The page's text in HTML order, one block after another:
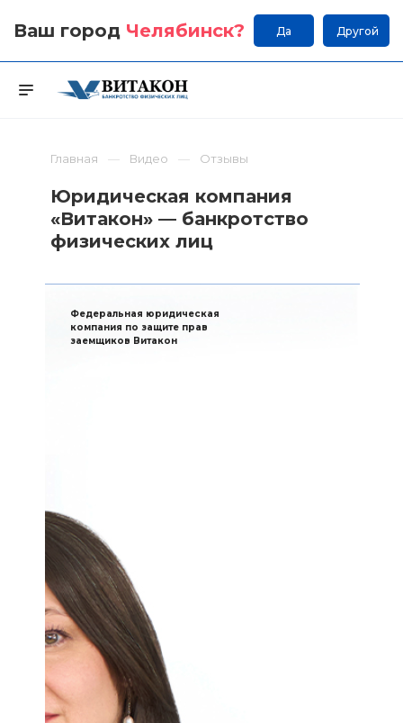
Ваш город Челябинск? Да Другой
Главная Видео Отзывы
Юридическая компания
«Витакон» — банкротство
физических лиц
Федеральная юридическая
компания по защите прав
заемщиков Витакон